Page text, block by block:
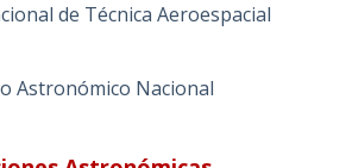
de Técnica Aeroespacial
Astronómico Nacional